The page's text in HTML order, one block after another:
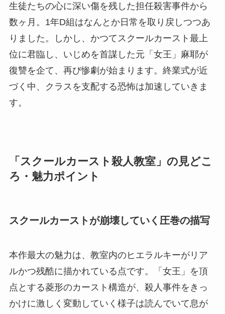
生徒たちの心に深い傷を残した担任殺害事件から
数ヶ月。1年D組はなんとか日常を取り戻しつつあ
りました。しかし、かつてスクールカースト最上
位に君臨し、いじめを首謀した元「女王」麻耶が
復讐を企て、再び惨劇が始まります。終業式が近
づく中、クラスを支配する恐怖は加速していきま
す。
「スクールカースト殺人教室」の見どこ
ろ・魅力ポイント
スクールカーストが崩壊していく圧巻の描写
本作最大の魅力は、教室内のヒエラルキーがリア
ルかつ残酷に描かれている点です。「女王」を頂
点とする菱形のカースト構造が、殺人事件をきっ
かけに激しく変動していく様子は読んでいて息が